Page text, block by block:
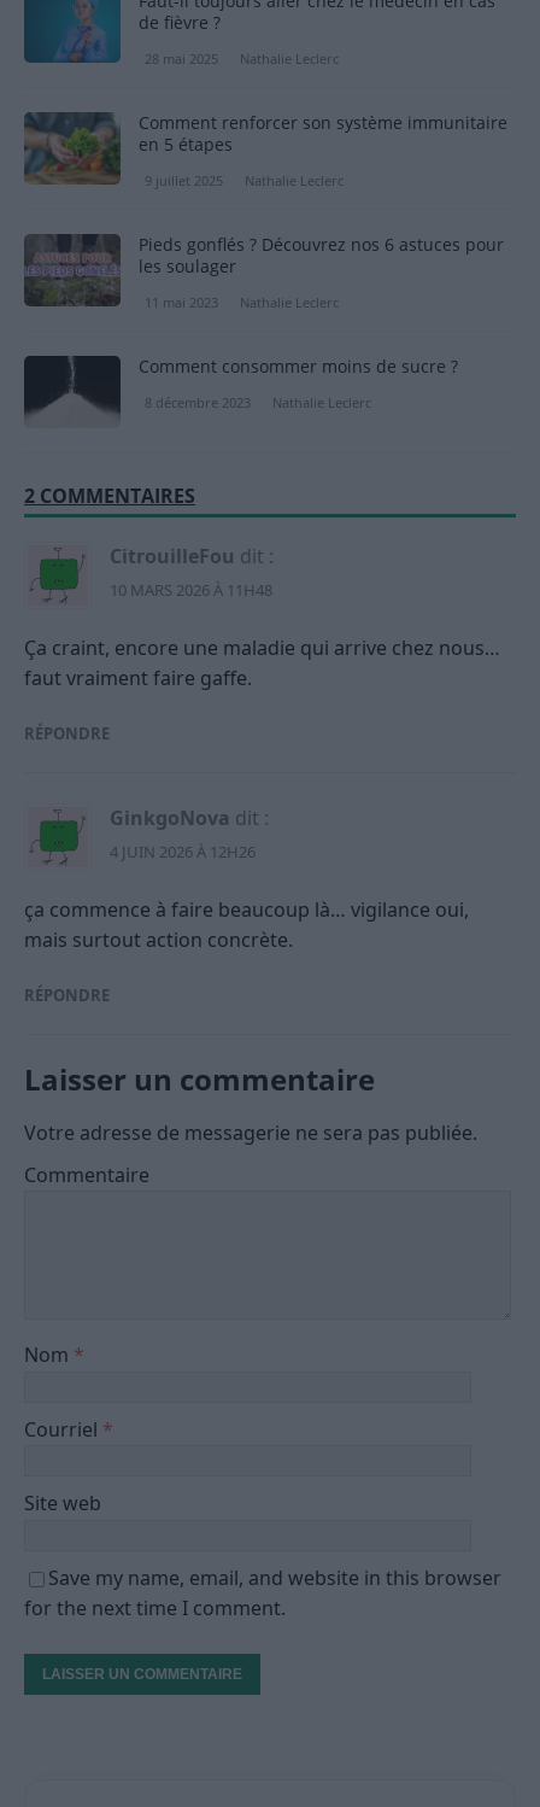
de fièvre ?
28 mai 2025 Nathalie Leclerc
Comment renforcer son système immunitaire
en 5 étapes
9 juillet 2025 Nathalie Leclerc
Pieds gonflés ? Découvrez nos 6 astuces pour
les soulager
11 mai 2023 Nathalie Leclerc
Comment consommer moins de sucre ?
8 décembre 2023 Nathalie Leclerc
2 COMMENTAIRES
CitrouilleFou dit :
10 MARS 2026 À 11H48
Ça craint, encore une maladie qui arrive chez nous…
faut vraiment faire gaffe.
RÉPONDRE
GinkgoNova dit :
4 JUIN 2026 À 12H26
ça commence à faire beaucoup là… vigilance oui,
mais surtout action concrète.
RÉPONDRE
Laisser un commentaire
Votre adresse de messagerie ne sera pas publiée.
Commentaire
Nom *
Courriel *
Site web
Save my name, email, and website in this browser
for the next time I comment.